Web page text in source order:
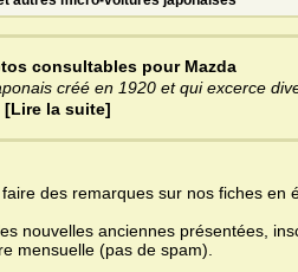
consultables pour Mazda
créé en 1920 et qui excerce
[Lire la suite]
des remarques sur nos fiches en
nouvelles anciennes présentées,
mensuelle (pas de spam).